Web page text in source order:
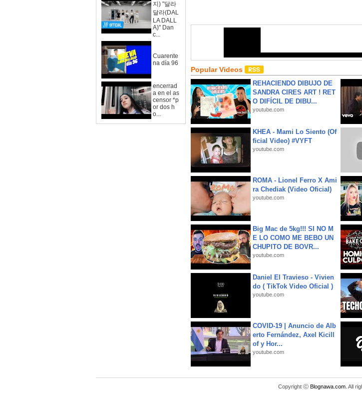
지) "달라
달라(DAL
LA DALL
A)" Dan
c...
Cuarente
na día 96
encerrad
a en el as
censor *p
or dos h
o...
Popular Videos
REHACIENDO DIBUJO DE
SANDRA CIRES ART ! RET
O DIFÍCIL DE DIBU...
youtube.com
KHEA - Mami Lo Siento (Of
ficial Video) #VYFT
youtube.com
ROMA - Lionel Ferro X Ami
ra Chediak (Video Oficial)
youtube.com
Big Mac de 5kg!!! SI NO M
E LO COMO ME BEBO UN
CHUPITO DE BOVR...
youtube.com
Daniel El Travieso - Vivien
do ( TikTok Video Oficial )
youtube.com
COVID-19 | Anuncio de Alb
erto Fernández, Axel Kicill
of y Hor...
youtube.com
Copyright ⓒ Blognawa.com. All